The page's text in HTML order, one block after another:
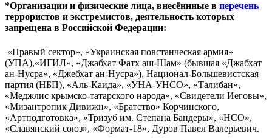
*Организации и физические лица, внесённные в перечень
террористов и экстремистов, деятельность которых
запрещена в Российской Федерации:
«Правый сектор», «Украинская повстанческая армия»
(УПА),«ИГИЛ», «Джабхат Фатх аш-Шам» (бывшая «Джабхат
ан-Нусра», «Джебхат ан-Нусра»), Национал-Большевистская
партия (НБП), «Аль-Каида», «УНА-УНСО», «Талибан»,
«Меджлис крымско-татарского народа», «Свидетели Иеговы»,
«Мизантропик Дивижн», «Братство» Корчинского,
«Артподготовка», «Тризуб им. Степана Бандеры», «НСО»,
«Славянский союз», «Формат-18», Дуров Павел Валерьевич.